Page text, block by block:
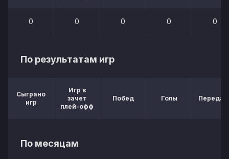
0 0 0 0 0
По результатам игр
Сыграно
игр
Игр в
зачет
плей-офф
Побед Голы
По месяцам